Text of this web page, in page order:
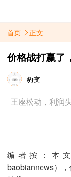
首页 正文
价格战打赢了
豹变
王座松动，利润
编者按：本
baobiannews）